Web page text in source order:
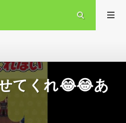
てくれ😂😂あ